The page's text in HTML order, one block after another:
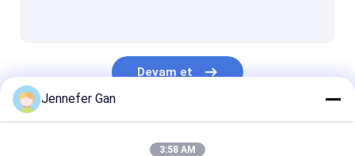
Devam et
Jennefer Gan
3:58 AM